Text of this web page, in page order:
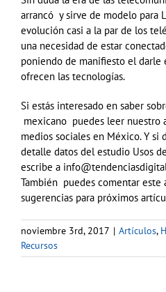
arrancó y sirve de modelo para
evolución casi a la par de los
una necesidad de estar
poniendo de manifiesto el darle
ofrecen las tecnologías.
Si estás interesado en saber
mexicano puedes leer nuestro
medios sociales en México. Y si
detalle datos del estudio Usos
escribe a
También puedes comentar
sugerencias para próximos
noviembre 3rd, 2017 | Artículos,
Recursos